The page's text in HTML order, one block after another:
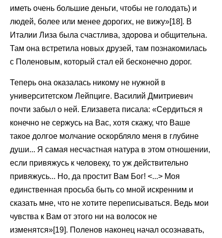
иметь очень большие деньги, чтобы не голодать) и
людей, более или менее дорогих, не вижу»[18]. В
Италии Лиза была счастлива, здорова и общительна.
Там она встретила новых друзей, там познакомилась
с Поленовым, который стал ей бесконечно дорог.
Теперь она оказалась никому не нужной в
университетском Лейпциге. Василий Дмитриевич
почти забыл о ней. Елизавета писала: «Сердиться я
конечно не сержусь на Вас, хотя скажу, что Ваше
такое долгое молчание оскорбляло меня в глубине
души... Я самая несчастная натура в этом отношении,
если привяжусь к человеку, то уж действительно
привяжусь... Но, да простит Вам Бог! <...> Моя
единственная просьба быть со мной искренним и
сказать мне, что не хотите переписываться. Ведь мои
чувства к Вам от этого ни на волосок не
изменятся»[19]. Поленов наконец начал осознавать,